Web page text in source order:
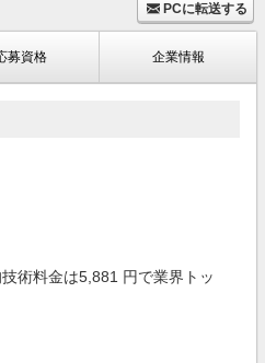
PCに転送する
募資格 企業情報
術料金は5,881 円で業界トッ